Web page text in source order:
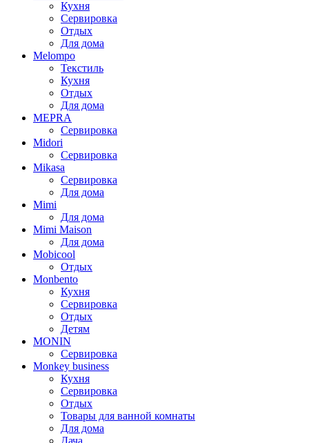
Кухня
Сервировка
Отдых
Для дома
Melompo
Текстиль
Кухня
Отдых
Для дома
MEPRA
Сервировка
Midori
Сервировка
Mikasa
Сервировка
Для дома
Mimi
Для дома
Mimi Maison
Для дома
Mobicool
Отдых
Monbento
Кухня
Сервировка
Отдых
Детям
MONIN
Сервировка
Monkey business
Кухня
Сервировка
Отдых
Товары для ванной комнаты
Для дома